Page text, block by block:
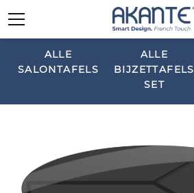
ALLE
SALONTAFELS
ALLE
BIJZETTAFELS
SET